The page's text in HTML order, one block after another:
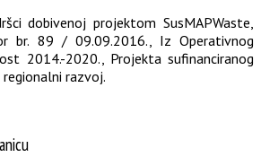
dobivenoj projektom SusMAPWaste,
br. 89 / 09.09.2016., Iz Operativnog
2014.-2020., Projekta sufinanciranog
razvoj.